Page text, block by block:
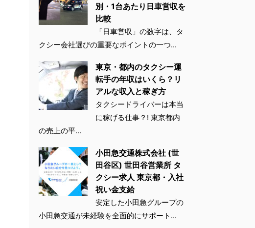
別・1台あたり日車営収を
比較
「日車営収」の数字は、タ
クシー会社選びの重要なポイントの一つ...
東京・都内のタクシー運
転手の年収はいくら？リ
アルな収入と稼ぎ方
タクシードライバーは本当
に稼げる仕事？! 東京都内
の売上の平...
小田急交通株式会社 (世
田谷区) 世田谷営業所 タ
クシー求人 東京都・入社
祝い金支給
安定した小田急グループの
小田急交通が未経験を全面的にサポート...